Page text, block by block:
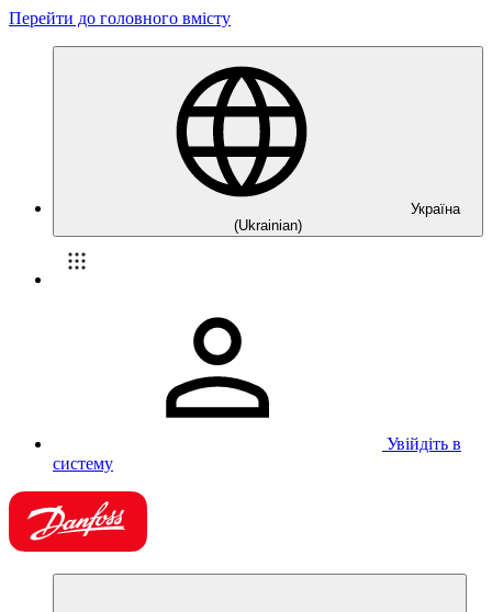
Перейти до головного вмісту
Україна
(Ukrainian)
Увійдіть в
систему